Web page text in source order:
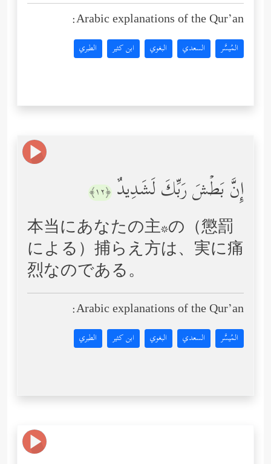
Arabic explanations of the Qur’an:
المُيسَّر السعدي البغوي ابن كثير الطبري
إِنَّ بَطۡشَ رَبِّكَ لَشَدِیدٌ ﴿١٢﴾
本当にあなたの主*の（懲罰
による）捕らえ方は、実に痛
烈なのである。
Arabic explanations of the Qur’an:
المُيسَّر السعدي البغوي ابن كثير الطبري